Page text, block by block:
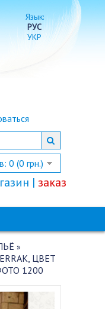
Язык:
РУС
УКР
0 (0 грн.)
| заказ
»
ЦВЕТ
1200